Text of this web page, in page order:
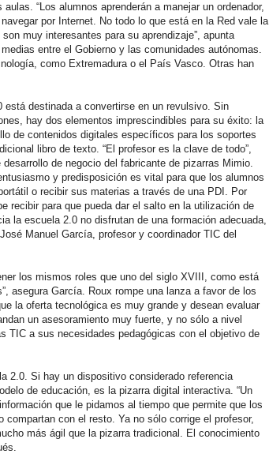
“Los alumnos aprenderán a manejar un ordenador,
por Internet. No todo lo que está en la Red vale la
muy interesantes para su aprendizaje”, apunta
entre el Gobierno y las comunidades autónomas.
como Extremadura o el País Vasco. Otras han
está destinada a convertirse en un revulsivo. Sin
hay dos elementos imprescindibles para su éxito: la
de contenidos digitales específicos para los soportes
libro de texto. “El profesor es la clave de todo”,
de negocio del fabricante de pizarras Mimio.
y predisposición es vital para que los alumnos
o recibir sus materias a través de una PDI. Por
recibir para que pueda dar el salto en la utilización de
la escuela 2.0 no disfrutan de una formación adecuada,
Manuel García, profesor y coordinador TIC del
los mismos roles que uno del siglo XVIII, como está
asegura García. Roux rompe una lanza a favor de los
la oferta tecnológica es muy grande y desean evaluar
un asesoramiento muy fuerte, y no sólo a nivel
TIC a sus necesidades pedagógicas con el objetivo de
2.0. Si hay un dispositivo considerado referencia
de educación, es la pizarra digital interactiva. “Un
que le pidamos al tiempo que permite que los
con el resto. Ya no sólo corrige el profesor,
más ágil que la pizarra tradicional. El conocimiento